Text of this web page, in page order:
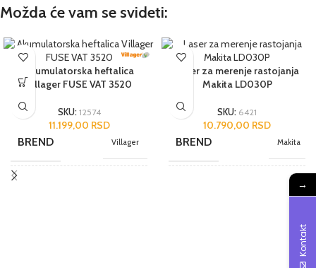
Možda će vam se svideti:
Akumulatorska heftalica
Villager FUSE VAT 3520
SKU: 12574
11.199,00 RSD
BREND Villager
Laser za merenje rastojanja
Makita LD030P
SKU: 6421
10.790,00 RSD
BREND Makita
Poluprofesionalni
kom.
→
Kontakt